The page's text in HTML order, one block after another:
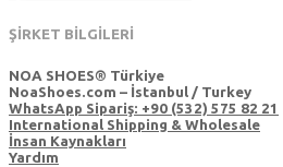
ŞİRKET BİLGİLERİ
NOA SHOES® Türkiye
NoaShoes.com – İstanbul / Turkey
WhatsApp Sipariş: +90 (532) 575 82 21
International Shipping & Wholesale
İnsan Kaynakları
Yardım